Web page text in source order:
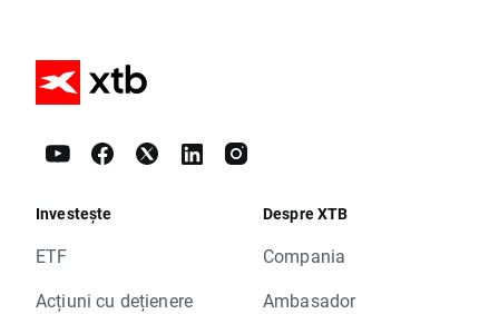
Investește
ETF
Acțiuni cu dețienere
Despre XTB
Compania
Ambasador